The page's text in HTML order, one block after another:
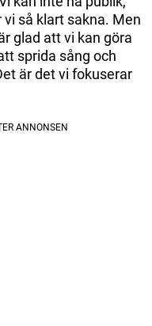
så klart sakna. Men
glad att vi kan göra
sprida sång och
är det vi fokuserar